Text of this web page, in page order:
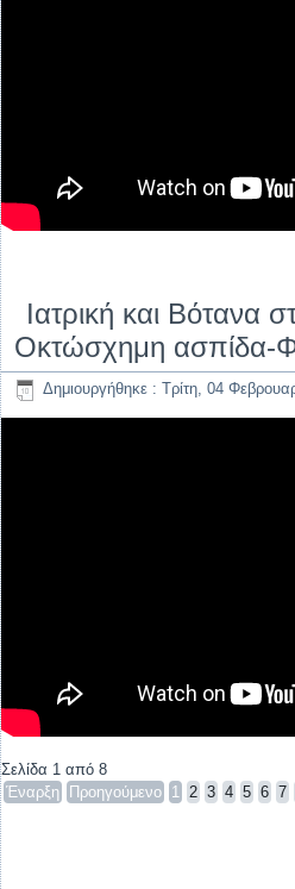
Ιατρική και Βότανα
Οκτώσχημη ασπίδα-
Δημιουργήθηκε : Τρίτη, 04
Σελίδα 1 από 8
Έναρξη
Προηγούμενο 1 2 3 4 5 6 7